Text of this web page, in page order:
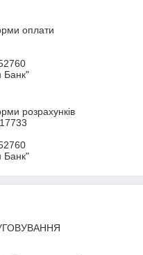
оплати
Банк"
розрахунків
Банк"